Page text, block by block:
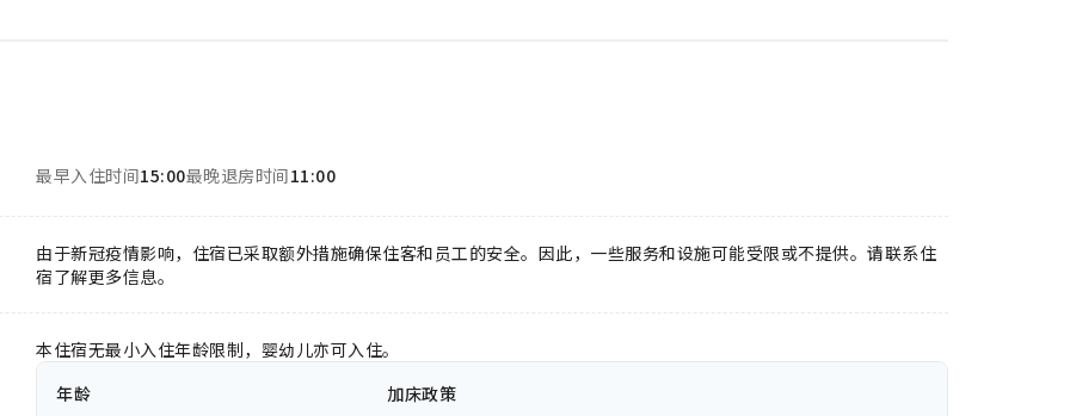
最早入住时间15:00最晚退房时间11:00
由于新冠疫情影响，住宿已采取额外措施确保住客和员工的安全。因此，一些服务和设施可能受限或不提供。请联系住
宿了解更多信息。
本住宿无最小入住年龄限制，婴幼儿亦可入住。
年龄
加床政策